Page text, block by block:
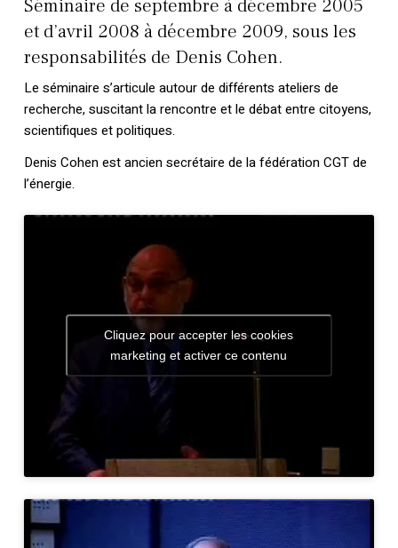
Séminaire de septembre à décembre 2005
et d’avril 2008 à décembre 2009, sous les
responsabilités de Denis Cohen.
Le séminaire s’articule autour de différents ateliers de
recherche, suscitant la rencontre et le débat entre citoyens,
scientifiques et politiques.
Denis Cohen est ancien secrétaire de la fédération CGT de
l’énergie.
Cliquez pour accepter les cookies
marketing et activer ce contenu